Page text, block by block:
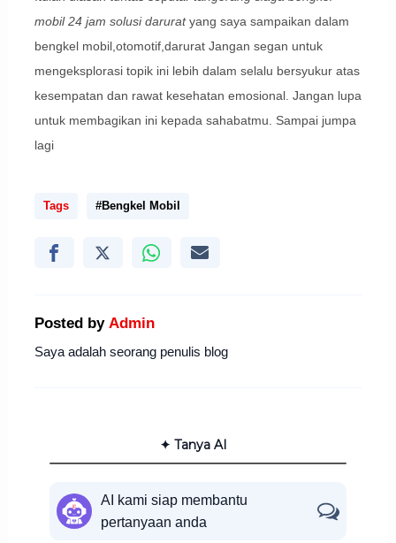
mobil 24 jam solusi daruratyang saya sampaikan dalam
bengkel mobil,otomotif,darurat Jangan segan untuk
mengeksplorasi topik ini lebih dalam selalu bersyukur atas
kesempatan dan rawat kesehatan emosional. Jangan lupa
untuk membagikan ini kepada sahabatmu. Sampai jumpa
lagi
Tags #Bengkel Mobil
Posted by Admin
Saya adalah seorang penulis blog
✦ Tanya AI
AI kami siap membantu
pertanyaan anda